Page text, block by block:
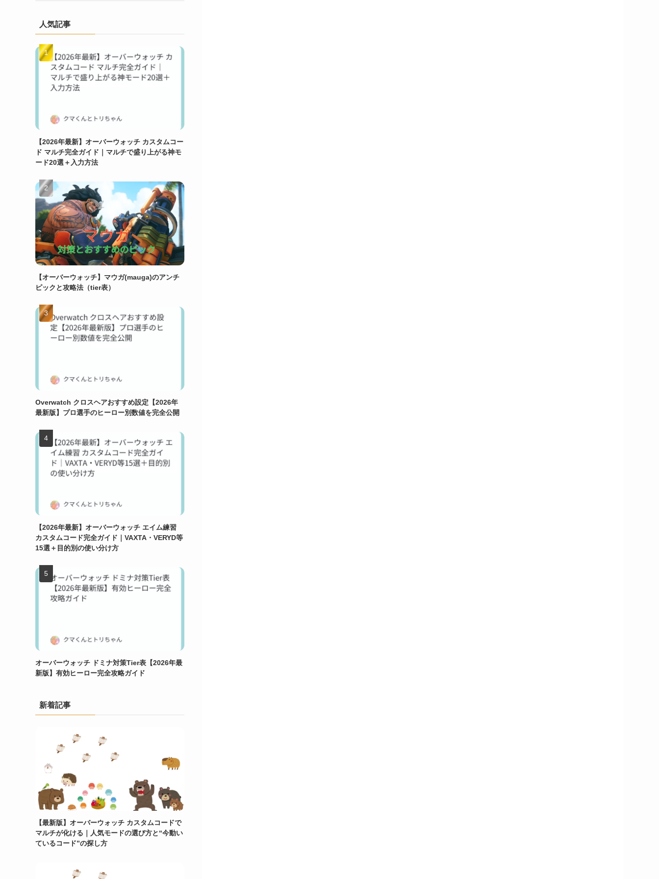
人気記事
【2026年最新】オーバーウォッチ カスタムコー
ド マルチ完全ガイド｜マルチで盛り上がる神モ
ード20選＋入力方法
【オーバーウォッチ】マウガ(mauga)のアンチ
ピックと攻略法（tier表）
Overwatch クロスヘアおすすめ設定【2026年
最新版】プロ選手のヒーロー別数値を完全公開
【2026年最新】オーバーウォッチ エイム練習
カスタムコード完全ガイド｜VAXTA・VERYD等
15選＋目的別の使い分け方
オーバーウォッチ ドミナ対策Tier表【2026年最
新版】有効ヒーロー完全攻略ガイド
新着記事
【最新版】オーバーウォッチ カスタムコードで
マルチが化ける｜人気モードの選び方と“今動い
ているコード”の探し方